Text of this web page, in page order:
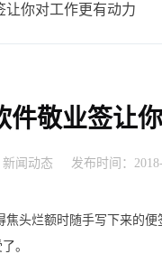
让你对工作更有动力
件敬业签让
新闻动态 发布时间：
头烂额时随手写下来的
。